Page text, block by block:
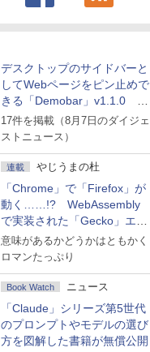
デスクトップのサイドバーと
してWebページをピン止めで
きる「Demobar」v1.1.0 ほ
か
17件を掲載（8月7日のダイジェ
ストニュース）
連載 やじうまの杜
「Chrome」で「Firefox」が
動く……!? WebAssembly
で実装された「Gecko」エン
ジン
意味があるかどうかはともかく
ロマンたっぷり
Book Watch ニュース
「Claude」シリーズ第5世代
のプロンプトやモデルの選び
方を図解した書籍が無償公開